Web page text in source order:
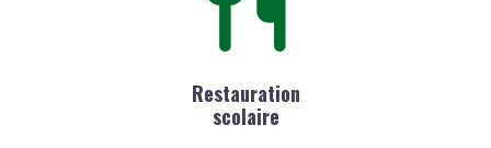
Restauration
scolaire